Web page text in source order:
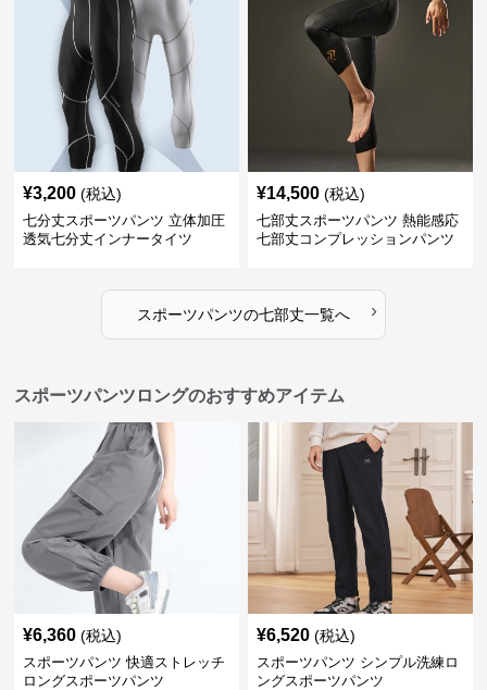
¥3,200 (税込)
七分丈スポーツパンツ 立体加圧
透気七分丈インナータイツ
¥14,500 (税込)
七部丈スポーツパンツ 熱能感応
七部丈コンプレッションパンツ
スポーツパンツの七部丈一覧へ ›
スポーツパンツロングのおすすめアイテム
¥6,360 (税込)
スポーツパンツ 快適ストレッチ
ロングスポーツパンツ
¥6,520 (税込)
スポーツパンツ シンプル洗練ロ
ングスポーツパンツ